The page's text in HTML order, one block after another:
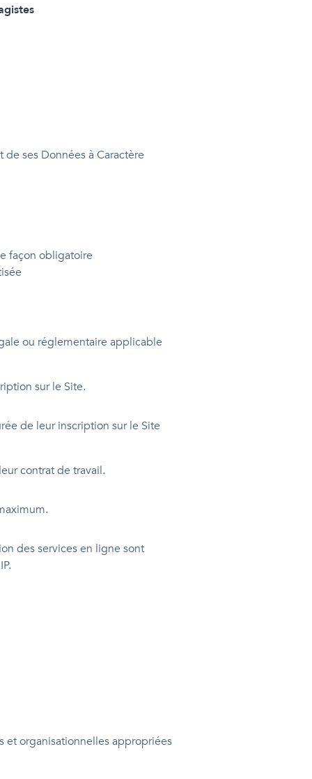
de ses Données à Caractère
façon obligatoire
ou réglementaire applicable
sur le Site.
de leur inscription sur le Site
contrat de travail.
des services en ligne sont
et organisationnelles appropriées